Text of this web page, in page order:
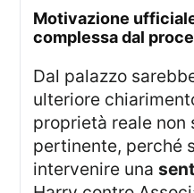
motivazione ufficiale: decisione resa
complessa dal
Dal palazzo sarebbe arrivato anche un
ulteriore
proprietà reale non
pertinente, perché
intervenire una